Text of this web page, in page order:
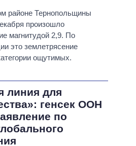
районе Тернопольщины
произошло
магнитудой 2,9. По
это землетрясение
ощутимых.
линия для
генсек ООН
по